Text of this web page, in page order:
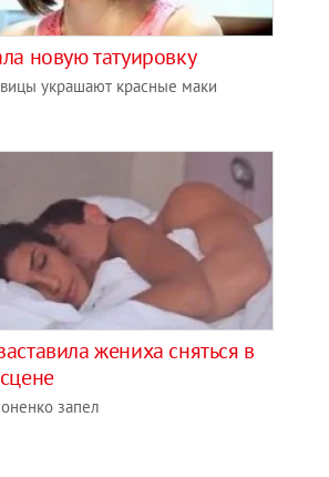
новую татуировку
украшают красные маки
жениха сняться в
запел